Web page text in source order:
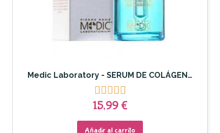
Medic Laboratory - SERUM DE COLÁGENO MÉDICO. 15 ml.

15,99 €
Añadir al carrito